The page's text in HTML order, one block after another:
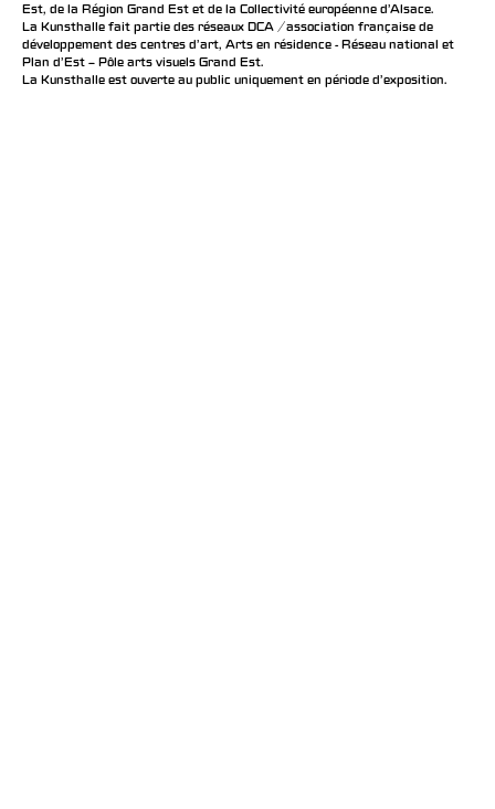
Est, de la Région Grand Est et de la Collectivité européenne d’Alsace.
La Kunsthalle fait partie des réseaux DCA / association française de
développement des centres d'art, Arts en résidence - Réseau national et
Plan d’Est – Pôle arts visuels Grand Est.
La Kunsthalle est ouverte au public uniquement en période d'exposition.